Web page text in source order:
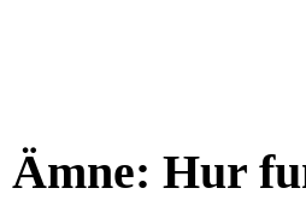
Ämne: Hur